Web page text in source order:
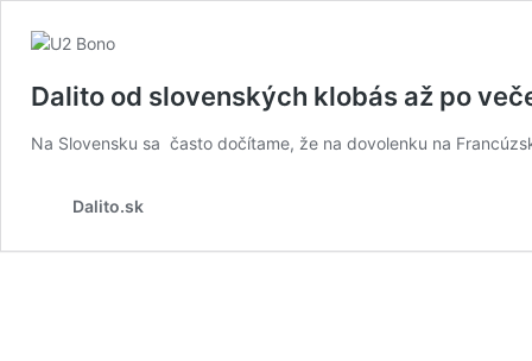
Dalito od slovenských klobás až po
Na Slovensku sa často dočítame, že na dovolenku na
Dalito.sk